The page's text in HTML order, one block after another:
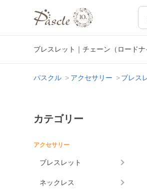
ブレスレット｜チェーン（ロード
パスクル アクセサリー ブレス
カテゴリー
アクセサリー
ブレスレット
ネックレス